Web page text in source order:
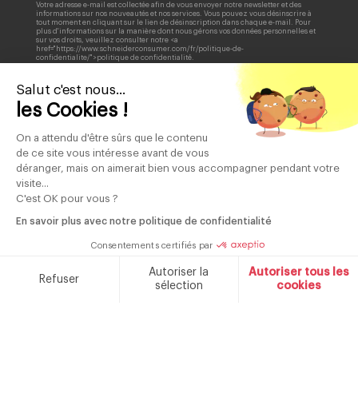
Votre adresse e-mail est collectée afin de vous envoyer notre newsletter et des
informations sur nos nouveautés et nos services. Vous pouvez vous désinscrire à
tout moment en cliquant sur le lien de désinscription dans chaque e-mail. Pour
plus d'informations sur la manière dont nous gérons vos données personnelles et
sur vos droits, veuillez consulter notre <a
href="https://www.schneiderconsumer.com/fr/politique-de-
confidentialite/">politique de confidentialité.
85 ans
de savoir faire
Contrôle qualité
Produits
Marque française fondée en 1934
Salut c'est nous...
les Cookies !
On a attendu d'être sûrs que le contenu
de ce site vous intéresse avant de vous
déranger, mais on aimerait bien vous accompagner pendant votre
visite...
C'est OK pour vous ?
En savoir plus avec notre politique de confidentialité
Consentements certifiés par
Refuser
Autoriser la
sélection
Autoriser tous les
cookies